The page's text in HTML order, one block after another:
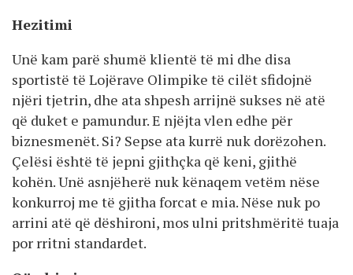
Hezitimi
Unë kam parë shumë klientë të mi dhe disa
sportistë të Lojërave Olimpike të cilët sfidojnë
njëri tjetrin, dhe ata shpesh arrijnë sukses në atë
që duket e pamundur. E njëjta vlen edhe për
biznesmenët. Si? Sepse ata kurrë nuk dorëzohen.
Çelësi është të jepni gjithçka që keni, gjithë
kohën. Unë asnjëherë nuk kënaqem vetëm nëse
konkurroj me të gjitha forcat e mia. Nëse nuk po
arrini atë që dëshironi, mos ulni pritshmëritë tuaja
por rritni standardet.